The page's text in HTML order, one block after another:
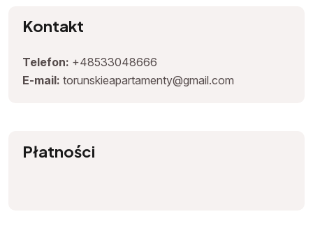
Kontakt
Telefon: +48533048666
E-mail: torunskieapartamenty@gmail.com
Płatności